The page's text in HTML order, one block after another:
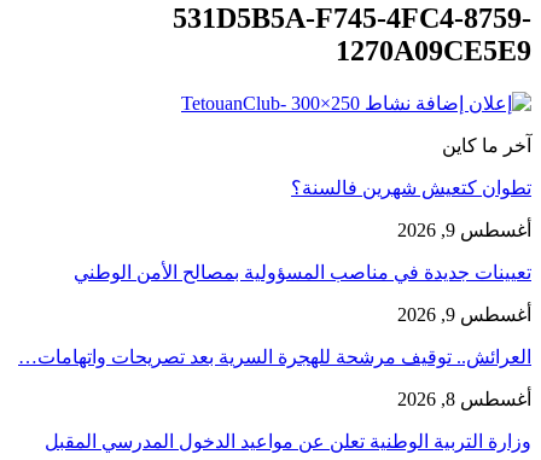
531D5B5A-F745-4FC4-8759-
1270A09CE5E9
آخر ما كاين
تطوان كتعيش شهرين فالسنة؟
أغسطس 9, 2026
تعيينات جديدة في مناصب المسؤولية بمصالح الأمن الوطني
أغسطس 9, 2026
العرائش.. توقيف مرشحة للهجرة السرية بعد تصريحات واتهامات…
أغسطس 8, 2026
وزارة التربية الوطنية تعلن عن مواعيد الدخول المدرسي المقبل